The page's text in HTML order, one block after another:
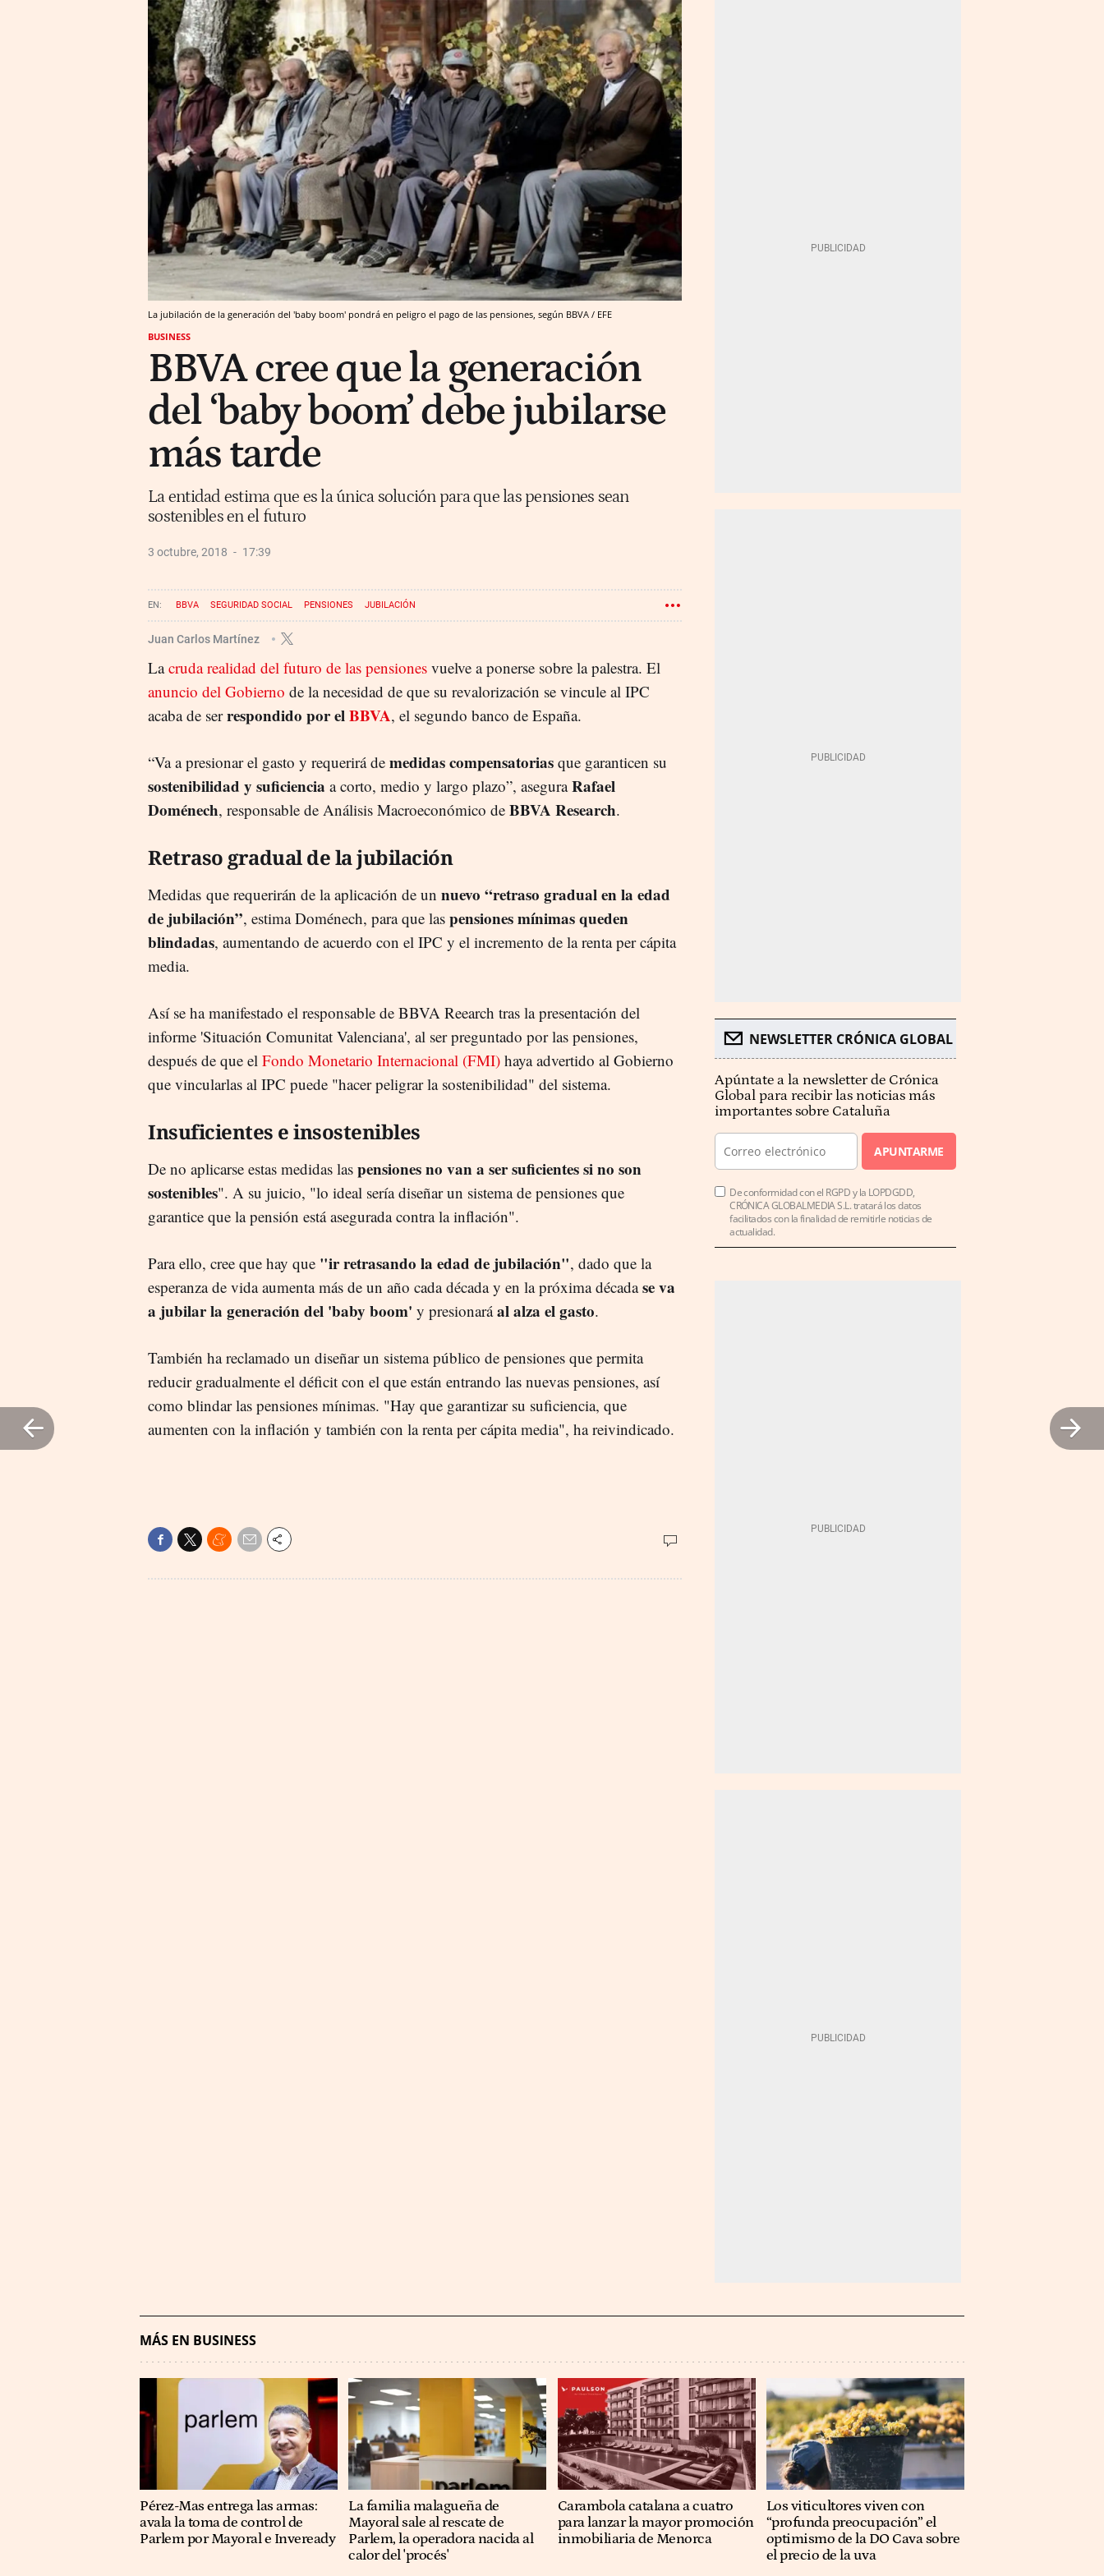
La jubilación de la generación del 'baby boom' pondrá en peligro el pago de las pensiones, según BBVA / EFE
BUSINESS
BBVA cree que la generación
del ‘baby boom’ debe jubilarse
más tarde
La entidad estima que es la única solución para que las pensiones sean
sostenibles en el futuro
3 octubre, 2018 17:39
BBVA SEGURIDAD SOCIAL PENSIONES JUBILACIÓN
Juan Carlos Martínez
Lacruda realidad del futuro de las pensiones vuelve a ponerse sobre la palestra. El
anuncio del Gobierno de la necesidad de que su revalorización se vincule al IPC
acaba de serrespondido por elBBVA, el segundo banco de España.
“Va a presionar el gasto y requerirá de medidas compensatorias que garanticen su
sostenibilidad y suficiencia a corto, medio y largo plazo”, aseguraRafael
Doménech, responsable de Análisis Macroeconómico de BBVA Research.
Retraso gradual de la jubilación
Medidas que requerirán de la aplicación de un nuevo “retraso gradual en la edad
de jubilación”, estima Doménech, para que las pensiones mínimas queden
blindadas, aumentando de acuerdo con el IPC y el incremento de la renta per cápita
media.
Así se ha manifestado el responsable de BBVA Reearch tras la presentación del
informe 'Situación Comunitat Valenciana', al ser preguntado por las pensiones,
después de que el Fondo Monetario Internacional (FMI) haya advertido al Gobierno
que vincularlas al IPC puede "hacer peligrar la sostenibilidad" del sistema.
Insuficientes e insostenibles
De no aplicarse estas medidas las pensiones no van a ser suficientes si no son
sostenibles". A su juicio, "lo ideal sería diseñar un sistema de pensiones que
garantice que la pensión está asegurada contra la inflación".
Para ello, cree que hay que "ir retrasando la edad de jubilación", dado que la
esperanza de vida aumenta más de un año cada década y en la próxima décadase va
a jubilar la generación del 'baby boom' y presionaráal alza el gasto.
También ha reclamado un diseñar un sistema público de pensiones que permita
reducir gradualmente el déficit con el que están entrando las nuevas pensiones, así
como blindar las pensiones mínimas. "Hay que garantizar su suficiencia, que
aumenten con la inflación y también con la renta per cápita media", ha reivindicado.
NEWSLETTER CRÓNICA GLOBAL
Apúntate a la newsletter de Crónica
Global para recibir las noticias más
importantes sobre Cataluña
APUNTARME
De conformidad con el RGPD y la LOPDGDD,
CRÓNICA GLOBALMEDIA S.L. tratará los datos
facilitados con la finalidad de remitirle noticias de
actualidad.
MÁS EN BUSINESS
Pérez-Mas entrega las armas:
avala la toma de control de
Parlem por Mayoral e Inveready
La familia malagueña de
Mayoral sale al rescate de
Parlem, la operadora nacida al
calor del 'procés'
Carambola catalana a cuatro
para lanzar la mayor promoción
inmobiliaria de Menorca
Los viticultores viven con
“profunda preocupación” el
optimismo de la DO Cava sobre
el precio de la uva